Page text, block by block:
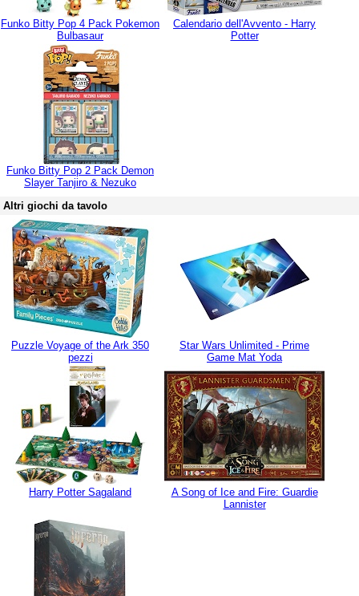
Funko Bitty Pop 4 Pack Pokemon
Bulbasaur
Calendario dell'Avvento - Harry
Potter
Funko Bitty Pop 2 Pack Demon
Slayer Tanjiro & Nezuko
Altri giochi da tavolo
Puzzle Voyage of the Ark 350
pezzi
Star Wars Unlimited - Prime
Game Mat Yoda
Harry Potter Sagaland
A Song of Ice and Fire: Guardie
Lannister